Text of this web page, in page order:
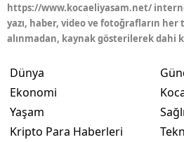
https://www.kocaeliyasam.net/
yazı, haber, video ve fotoğrafların her
alınmadan, kaynak gösterilerek dahi
Dünya
Ekonomi
Yaşam
Kripto Para Haberleri